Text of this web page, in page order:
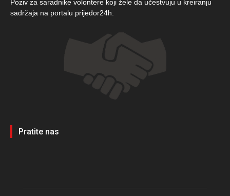
Poziv za saradnike volontere koji žele da učestvuju u kreiranju
sadržaja na portalu prijedor24h.
Pratite nas